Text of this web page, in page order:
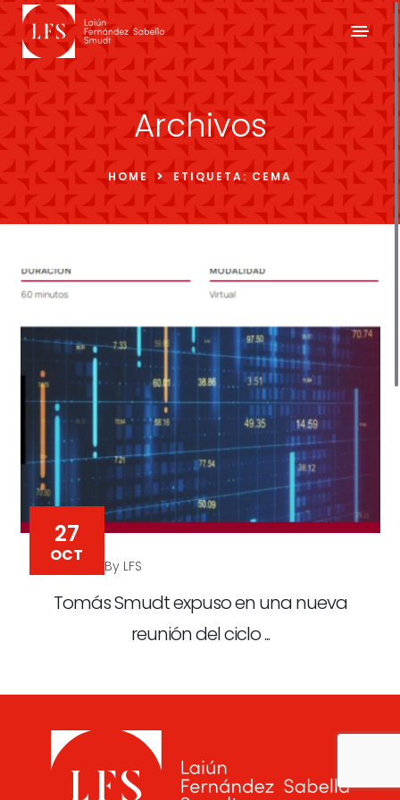
Archivos
HOME ETIQUETA:CEMA
27
OCT
By LFS
Tomás Smudt expuso en una nueva
reunión del ciclo ...